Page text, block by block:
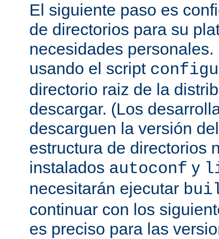
El siguiente paso es
de directorios para su
necesidades
usando el script
directorio raiz de la
descargar. (Los
descarguen la versión
estructura de directorios
instalados autoconf y
necesitarán ejecutar
continuar con los
es preciso para las